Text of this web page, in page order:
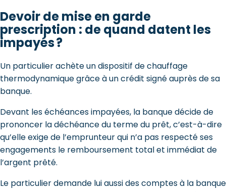
Devoir de mise en garde
prescription : de quand datent les
impayés ?
Un particulier achète un dispositif de chauffage
thermodynamique grâce à un crédit signé auprès de sa
banque.
Devant les échéances impayées, la banque décide de
prononcer la déchéance du terme du prêt, c’est-à-dire
qu’elle exige de l’emprunteur qui n’a pas respecté ses
engagements le remboursement total et immédiat de
l’argent prêté.
Le particulier demande lui aussi des comptes à la banque